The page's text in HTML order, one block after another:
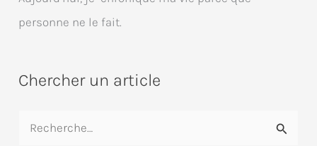
personne ne le fait.
Chercher un article